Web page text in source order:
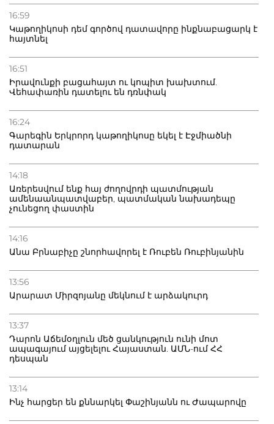
16:59
Կաթողիկոսի դեմ գործով դատավորը ինքնաբացարկ է
հայտնել
16:51
Իրավունքի բացահայտ ու կոպիտ խախտում.
Վեհափառին դատելու են դռնփակ
16:24
Գարեգին Երկրորդ կաթողիկոսը եկել է Էջմիածնի
դատարան
14:18
Առերեսվում ենք հայ ժողովրդի պատմության
ամենաանպատվաբեր, պատմական նախադեպը
չունեցող փաստին
14:16
Անա Բրնաբիչը շնորհավորել է Ռուբեն Ռուբինյանին
13:56
Արարատ Միրզոյանը մեկնում է արձակուրդ
13:37
Դարոն Աճեմօղլուն մեծ ցանկություն ունի մոտ
ապագայում այցելելու Հայաստան. ԱՄՆ-ում ՀՀ
դեսպան
13:14
Ինչ հարցեր են քննարկել Փաշինյանն ու Ժապարովը
Բաքվի բանտից գեներալ Մանուկյանը դիմել է
Փաշինյանին